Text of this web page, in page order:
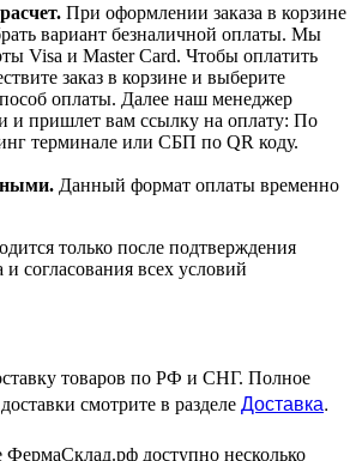
. При оформлении заказа в корзине
вариант безналичной оплаты. Мы
Visa и Master Card. Чтобы оплатить
заказ в корзине и выберите
оплаты. Далее наш менеджер
и пришлет вам ссылку на оплату: По
терминале или СБП по QR коду.
Данный формат оплаты временно
только после подтверждения
и согласования всех условий
товаров по РФ и СНГ. Полное
смотрите в разделе Доставка.
ФермаСклад.рф доступно несколько